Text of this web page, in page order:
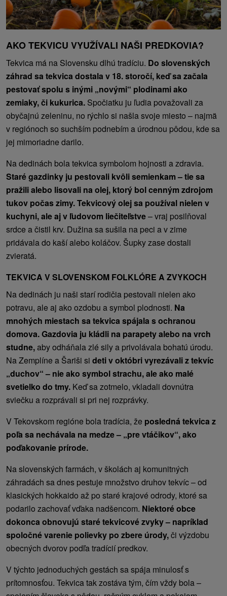
AKO TEKVICU VYUŽÍVALI NAŠI PREDKOVIA?
Tekvica má na Slovensku dlhú tradíciu. Do slovenských
záhrad sa tekvica dostala v 18. storočí, keď sa začala
pestovať spolu s inými „novými“ plodinami ako
zemiaky, či kukurica. Spočiatku ju ľudia považovali za
obyčajnú zeleninu, no rýchlo si našla svoje miesto – najmä
v regiónoch so suchším podnebím a úrodnou pôdou, kde sa
jej mimoriadne darilo.
Na dedinách bola tekvica symbolom hojnosti a zdravia.
Staré gazdinky ju pestovali kvôli semienkam – tie sa
pražili alebo lisovali na olej, ktorý bol cenným zdrojom
tukov počas zimy. Tekvicový olej sa používal nielen v
kuchyni, ale aj v ľudovom liečiteľstve– vraj posilňoval
srdce a čistil krv. Dužina sa sušila na peci a v zime
pridávala do kaší alebo koláčov. Šupky zase dostali
zvieratá.
TEKVICA V SLOVENSKOM FOLKLÓRE A ZVYKOCH
Na dedinách ju naši starí rodičia pestovali nielen ako
potravu, ale aj ako ozdobu a symbol plodnosti. Na
mnohých miestach sa tekvica spájala s ochranou
domova. Gazdovia ju kládli na parapety alebo na vrch
studne,aby odháňala zlé sily a privolávala bohatú úrodu.
Na Zemplíne a Šariši si deti v októbri vyrezávali z tekvíc
„duchov“ – nie ako symbol strachu, ale ako malé
svetielko do tmy. Keď sa zotmelo, vkladali dovnútra
sviečku a rozprávali si pri nej rozprávky.
V Tekovskom regióne bola tradícia, že posledná tekvica z
poľa sa nechávala na medze – „pre vtáčikov“, ako
poďakovanie prírode.
Na slovenských farmách, v školách aj komunitných
záhradách sa dnes pestuje množstvo druhov tekvíc – od
klasických hokkaido až po staré krajové odrody, ktoré sa
podarilo zachovať vďaka nadšencom. Niektoré obce
dokonca obnovujú staré tekvicové zvyky – napríklad
spoločné varenie polievky po zbere úrody,či výzdobu
obecných dvorov podľa tradícií predkov.
V týchto jednoduchých gestách sa spája minulosť s
prítomnosťou. Tekvica tak zostáva tým, čím vždy bola –